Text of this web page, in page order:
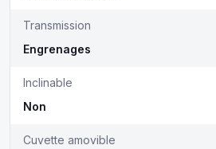
Transmission
Engrenages
Inclinable
Non
Cuvette amovible